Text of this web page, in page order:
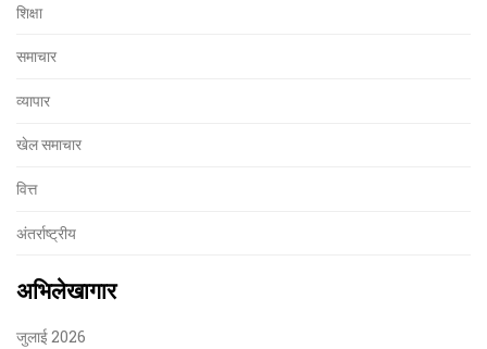
शिक्षा
समाचार
व्यापार
खेल समाचार
वित्त
अंतर्राष्ट्रीय
अभिलेखागार
जुलाई 2026